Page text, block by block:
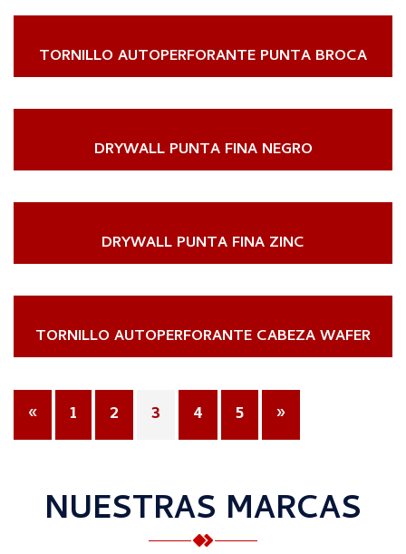
TORNILLO AUTOPERFORANTE PUNTA BROCA
DRYWALL PUNTA FINA NEGRO
DRYWALL PUNTA FINA ZINC
TORNILLO AUTOPERFORANTE CABEZA WAFER
« 1 2 3 4 5 »
NUESTRAS MARCAS